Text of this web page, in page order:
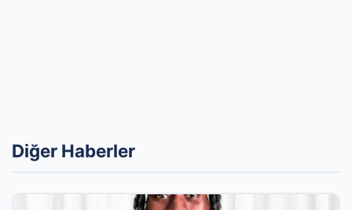
Diğer Haberler